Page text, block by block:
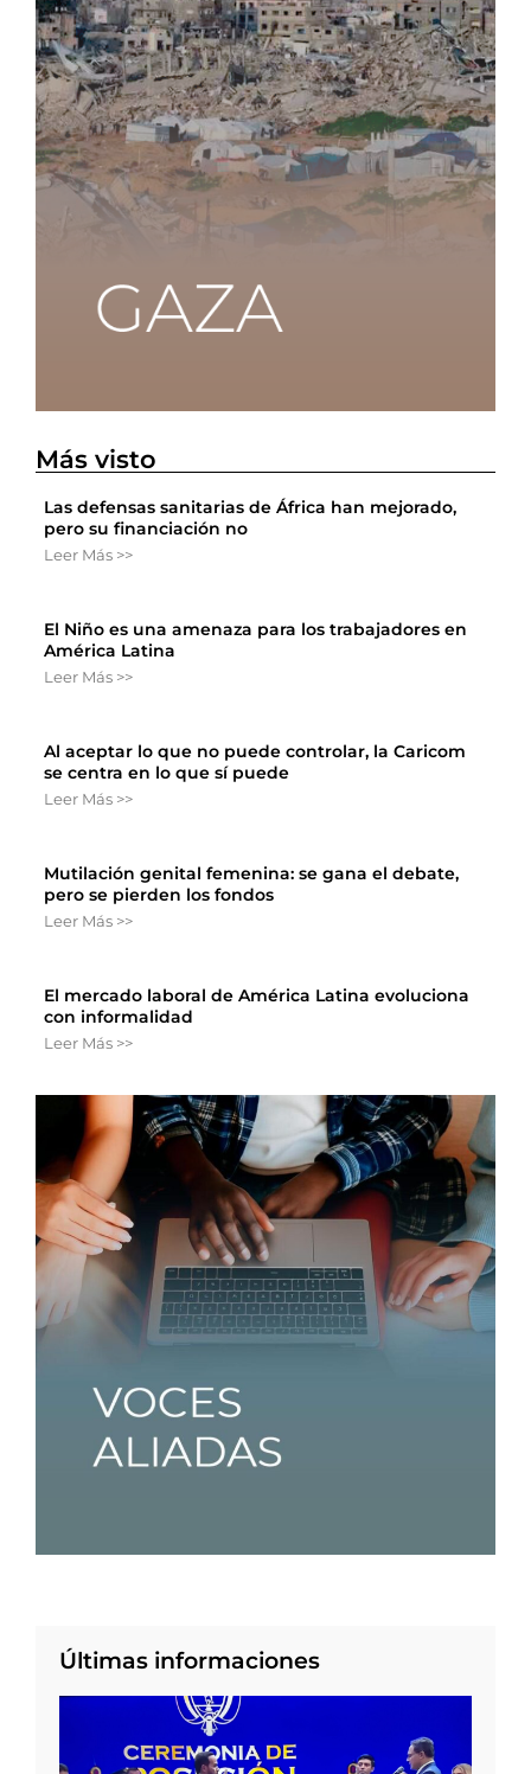
Más visto
Las defensas sanitarias de África han mejorado,
pero su financiación no
Leer Más >>
El Niño es una amenaza para los trabajadores en
América Latina
Leer Más >>
Al aceptar lo que no puede controlar, la Caricom
se centra en lo que sí puede
Leer Más >>
Mutilación genital femenina: se gana el debate,
pero se pierden los fondos
Leer Más >>
El mercado laboral de América Latina evoluciona
con informalidad
Leer Más >>
Últimas informaciones